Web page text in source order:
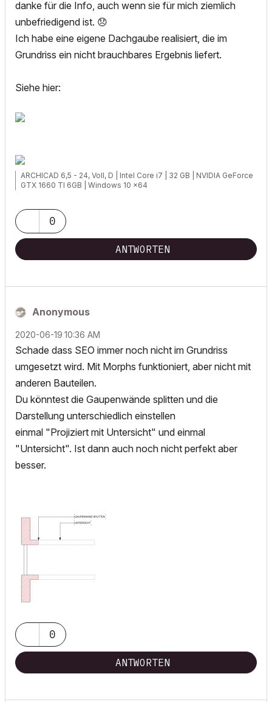
danke für die Info, auch wenn sie für mich ziemlich
unbefriedigend ist. 😞
Ich habe eine eigene Dachgaube realisiert, die im
Grundriss ein nicht brauchbares Ergebnis liefert.
Siehe hier:
ARCHICAD 6,5 - 24, Voll, D | Intel Core i7 | 32 GB | NVIDIA GeForce
GTX 1660 TI 6GB | Windows 10 x64
0
ANTWORTEN
Anonymous
‎2020-06-19 10:36 AM
Schade dass SEO immer noch nicht im Grundriss
umgesetzt wird. Mit Morphs funktioniert, aber nicht mit
anderen Bauteilen.
Du könntest die Gaupenwände splitten und die
Darstellung unterschiedlich einstellen
einmal "Projiziert mit Untersicht" und einmal
"Untersicht". Ist dann auch noch nicht perfekt aber
besser.
0
ANTWORTEN